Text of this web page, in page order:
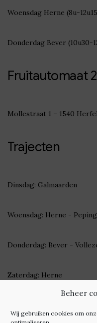
Beheer
Wij gebruiken cookies om
Woensdag Herne (8u-
Donderdag Bever (10u30-
Fruitautomaat
Mollestraat 1 – 1540
Trajecten
Dinsdag: Galmaarden
Woensdag: Herne -
Donderdag: Bever -
Zaterdag: Herne